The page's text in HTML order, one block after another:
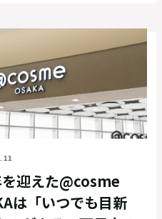
迎えた@cosme
は「いつでも目新